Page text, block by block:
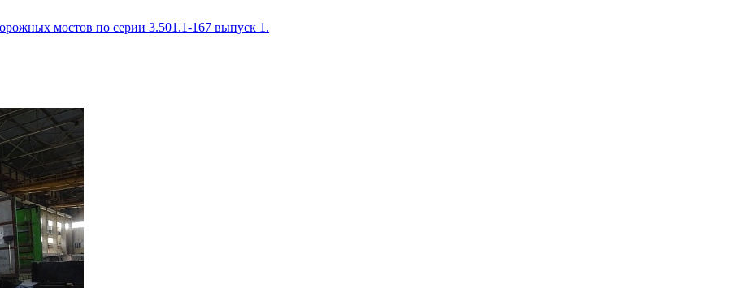
мостов по серии 3.501.1-167 выпуск 1.